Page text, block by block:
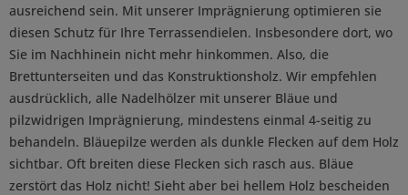
ausreichend sein. Mit unserer Imprägnierung optimieren sie
diesen Schutz für Ihre Terrassendielen. Insbesondere dort, wo
Sie im Nachhinein nicht mehr hinkommen. Also, die
Brettunterseiten und das Konstruktionsholz. Wir empfehlen
ausdrücklich, alle Nadelhölzer mit unserer Bläue und
pilzwidrigen Imprägnierung, mindestens einmal 4-seitig zu
behandeln. Bläuepilze werden als dunkle Flecken auf dem Holz
sichtbar. Oft breiten diese Flecken sich rasch aus. Bläue
zerstört das Holz nicht! Sieht aber bei hellem Holz bescheiden